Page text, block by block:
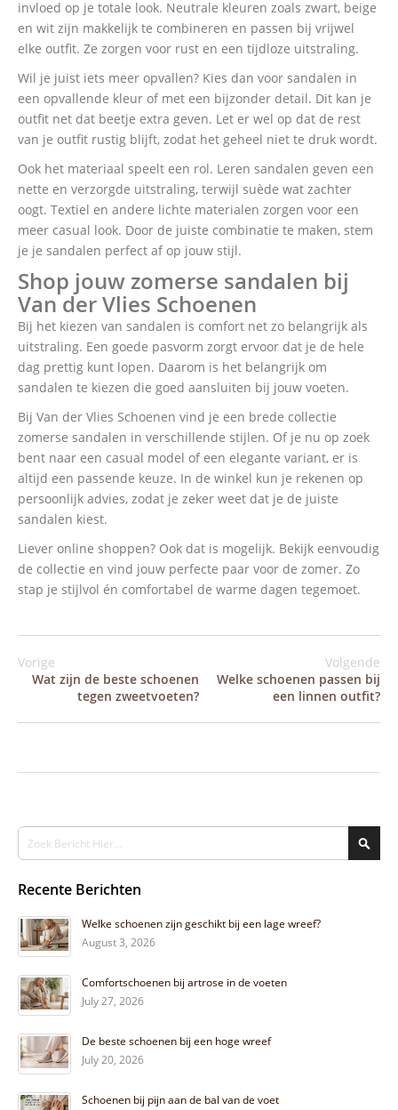
invloed op je totale look. Neutrale kleuren zoals zwart, beige
en wit zijn makkelijk te combineren en passen bij vrijwel
elke outfit. Ze zorgen voor rust en een tijdloze uitstraling.
Wil je juist iets meer opvallen? Kies dan voor sandalen in
een opvallende kleur of met een bijzonder detail. Dit kan je
outfit net dat beetje extra geven. Let er wel op dat de rest
van je outfit rustig blijft, zodat het geheel niet te druk wordt.
Ook het materiaal speelt een rol. Leren sandalen geven een
nette en verzorgde uitstraling, terwijl suède wat zachter
oogt. Textiel en andere lichte materialen zorgen voor een
meer casual look. Door de juiste combinatie te maken, stem
je je sandalen perfect af op jouw stijl.
Shop jouw zomerse sandalen bij
Van der Vlies Schoenen
Bij het kiezen van sandalen is comfort net zo belangrijk als
uitstraling. Een goede pasvorm zorgt ervoor dat je de hele
dag prettig kunt lopen. Daarom is het belangrijk om
sandalen te kiezen die goed aansluiten bij jouw voeten.
Bij Van der Vlies Schoenen vind je een brede collectie
zomerse sandalen in verschillende stijlen. Of je nu op zoek
bent naar een casual model of een elegante variant, er is
altijd een passende keuze. In de winkel kun je rekenen op
persoonlijk advies, zodat je zeker weet dat je de juiste
sandalen kiest.
Liever online shoppen? Ook dat is mogelijk. Bekijk eenvoudig
de collectie en vind jouw perfecte paar voor de zomer. Zo
stap je stijlvol én comfortabel de warme dagen tegemoet.
Vorige
Wat zijn de beste schoenen
tegen zweetvoeten?
Volgende
Welke schoenen passen bij
een linnen outfit?
Search
Recente Berichten
Welke schoenen zijn geschikt bij een lage wreef?
August 3, 2026
Comfortschoenen bij artrose in de voeten
July 27, 2026
De beste schoenen bij een hoge wreef
July 20, 2026
Schoenen bij pijn aan de bal van de voet